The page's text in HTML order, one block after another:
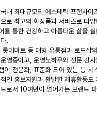
국내 최대규모의 에스테틱 프랜차이
로 최고의 화장품과 서비스로 다
를 통한 건강하고 아름다운 삶을
.
롯데마트 등 대형 유통점과 로드샵
영중이고, 운영노하우와 전문 강
이 전문화, 표준화 되어 있는 등 시
인 홍보지원과 활발한 제휴활동도
로서 10여년이 넘어가는 브랜드